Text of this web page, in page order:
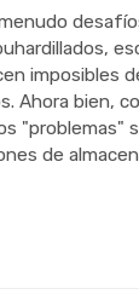
imposibles
Ahora bien,
"problemas"
de